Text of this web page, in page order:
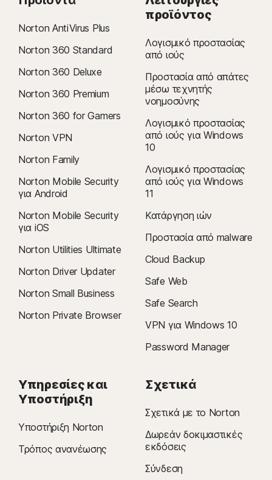
Norton AntiVirus Plus
Norton 360 Standard
Norton 360 Deluxe
Norton 360 Premium
Norton 360 for Gamers
Norton VPN
Norton Family
Norton Mobile Security
για Android
Norton Mobile Security
για iOS
Norton Utilities Ultimate
Norton Driver Updater
Norton Small Business
Norton Private Browser
προϊόντος
Λογισμικό προστασίας
από ιούς
Προστασία από απάτες
μέσω τεχνητής
νοημοσύνης
Λογισμικό προστασίας
από ιούς για Windows
10
Λογισμικό προστασίας
από ιούς για Windows
11
Κατάργηση ιών
Προστασία από malware
Cloud Backup
Safe Web
Safe Search
VPN για Windows 10
Password Manager
Υπηρεσίες και
Υποστήριξη
Υποστήριξη Norton
Τρόπος ανανέωσης
Σχετικά
Σχετικά με το Norton
Δωρεάν δοκιμαστικές
εκδόσεις
Σύνδεση